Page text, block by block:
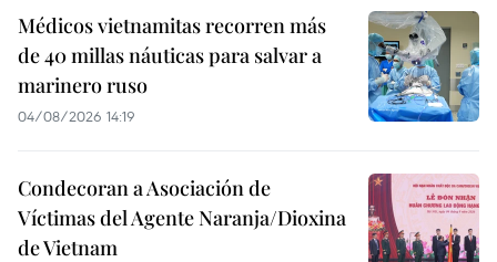
Médicos vietnamitas recorren más
de 40 millas náuticas para salvar a
marinero ruso
04/08/2026 14:19
Condecoran a Asociación de
Víctimas del Agente Naranja/Dioxina
de Vietnam